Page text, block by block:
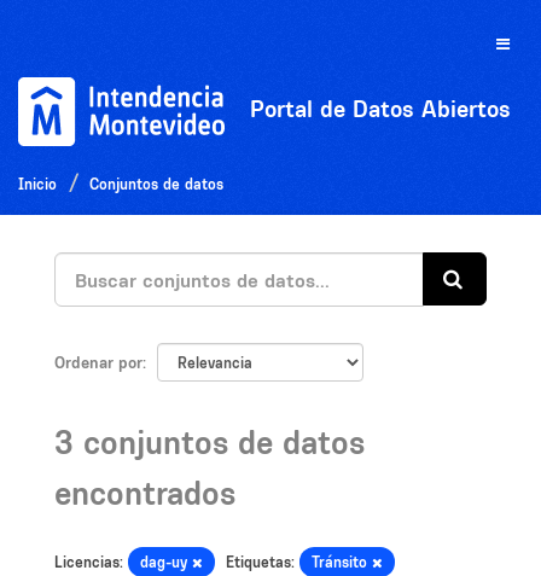
Toggle
Portal de Datos Abiertos
Inicio Conjuntos de datos
Ordenar por
3 conjuntos de datos
encontrados
Licencias: dag-uy Etiquetas: Tránsito